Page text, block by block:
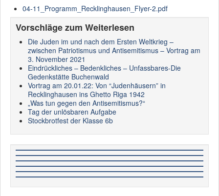
04-11_Programm_Recklinghausen_Flyer-2.pdf
Vorschläge zum Weiterlesen
Die Juden im und nach dem Ersten Weltkrieg –
zwischen Patriotismus und Antisemitismus – Vortrag am
3. November 2021
Eindrückliches – Bedenkliches – Unfassbares-Die
Gedenkstätte Buchenwald
Vortrag am 20.01.22: Von “Judenhäusern” in
Recklinghausen ins Ghetto Riga 1942
„Was tun gegen den Antisemitismus?“
Tag der unlösbaren Aufgabe
Stockbrotfest der Klasse 6b